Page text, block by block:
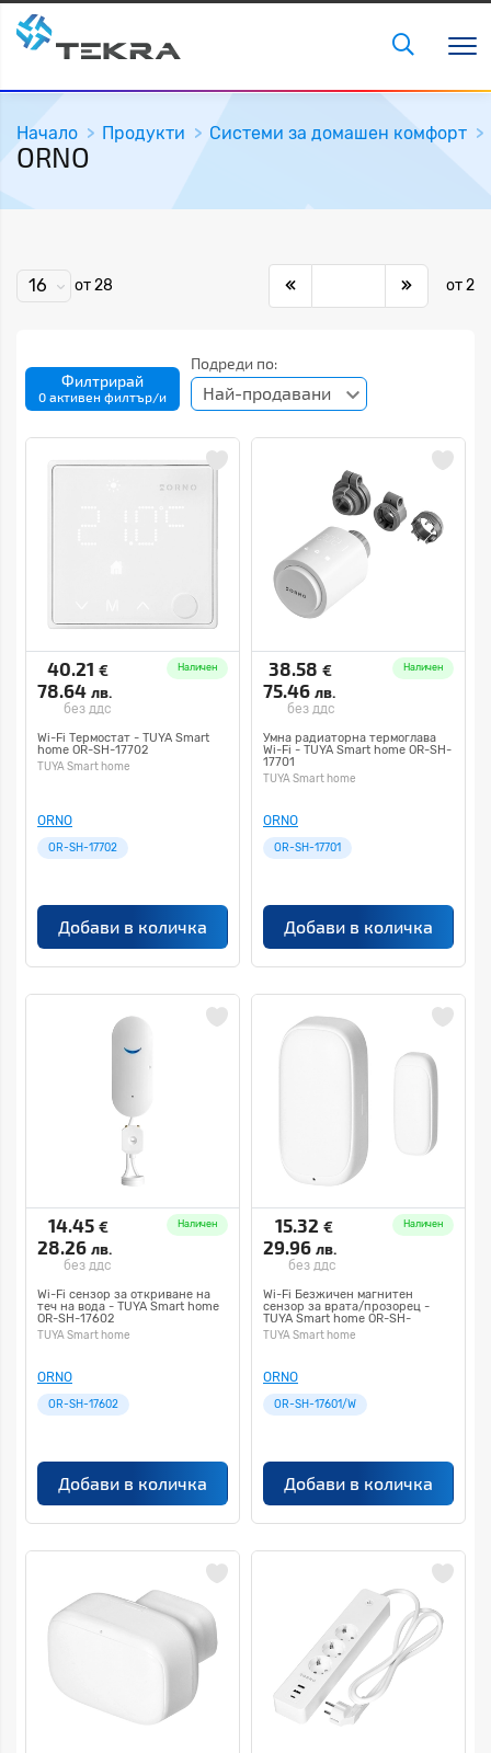
Начало Продукти Системи за домашен комфорт
ORNO
16 от 28 от 2
Филтрирай
0 активен филтър/и
Подреди по:
Най-продавани
40.21 €
78.64 лв.
без ддс
Наличен
Wi-Fi Термостат - TUYA Smart
home OR-SH-17702
TUYA Smart home
ORNO
OR-SH-17702
Добави в количка
38.58 €
75.46 лв.
без ддс
Наличен
Умна радиаторна термоглава
Wi-Fi - TUYA Smart home OR-SH-
17701
TUYA Smart home
ORNO
OR-SH-17701
Добави в количка
14.45 €
28.26 лв.
без ддс
Наличен
Wi-Fi сензор за откриване на
теч на вода - TUYA Smart home
OR-SH-17602
TUYA Smart home
ORNO
OR-SH-17602
Добави в количка
15.32 €
29.96 лв.
без ддс
Наличен
Wi-Fi Безжичен магнитен
сензор за врата/прозорец -
TUYA Smart home OR-SH-
17601/W
TUYA Smart home
ORNO
OR-SH-17601/W
Добави в количка